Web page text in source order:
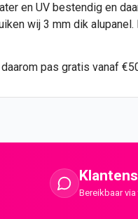
en UV bestendig en
wij 3 mm dik alupanel.
pas gratis vanaf
Bereikbaar